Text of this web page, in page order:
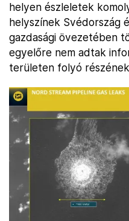
helyen észleletek
helyszínek Svédország
gazdasági övezetében
egyelőre nem adtak
területen folyó